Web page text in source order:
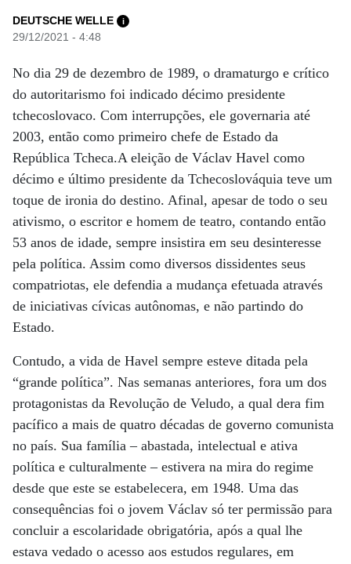
DEUTSCHE WELLE i
29/12/2021 - 4:48
No dia 29 de dezembro de 1989, o dramaturgo e crítico
do autoritarismo foi indicado décimo presidente
tchecoslovaco. Com interrupções, ele governaria até
2003, então como primeiro chefe de Estado da
República Tcheca.A eleição de Václav Havel como
décimo e último presidente da Tchecoslováquia teve um
toque de ironia do destino. Afinal, apesar de todo o seu
ativismo, o escritor e homem de teatro, contando então
53 anos de idade, sempre insistira em seu desinteresse
pela política. Assim como diversos dissidentes seus
compatriotas, ele defendia a mudança efetuada através
de iniciativas cívicas autônomas, e não partindo do
Estado.
Contudo, a vida de Havel sempre esteve ditada pela
“grande política”. Nas semanas anteriores, fora um dos
protagonistas da Revolução de Veludo, a qual dera fim
pacífico a mais de quatro décadas de governo comunista
no país. Sua família – abastada, intelectual e ativa
política e culturalmente – estivera na mira do regime
desde que este se estabelecera, em 1948. Uma das
consequências foi o jovem Václav só ter permissão para
concluir a escolaridade obrigatória, após a qual lhe
estava vedado o acesso aos estudos regulares, em